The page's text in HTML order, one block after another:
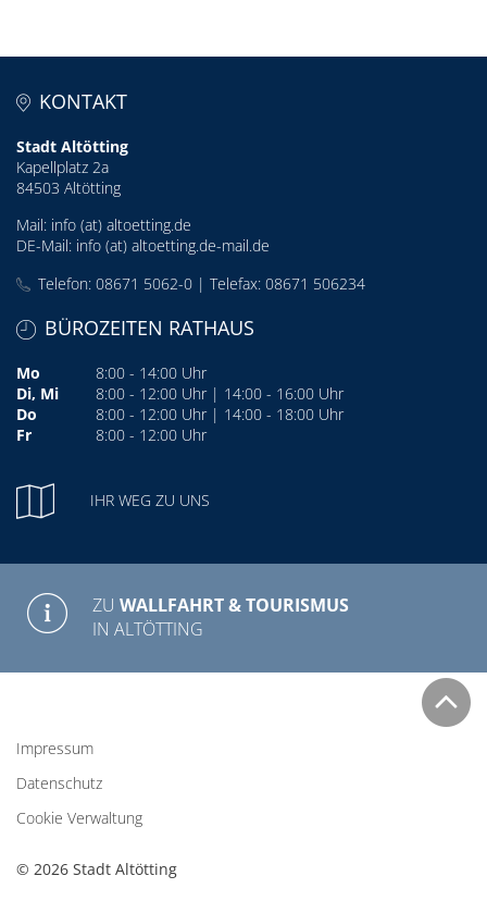
KONTAKT
Stadt Altötting
Kapellplatz 2a
84503 Altötting
Mail: info (at) altoetting.de
DE-Mail: info (at) altoetting.de-mail.de
Telefon: 08671 5062-0 | Telefax: 08671 506234
BÜROZEITEN RATHAUS
Mo
8:00 - 14:00 Uhr
Di, Mi
8:00 - 12:00 Uhr | 14:00 - 16:00 Uhr
Do
8:00 - 12:00 Uhr | 14:00 - 18:00 Uhr
Fr
8:00 - 12:00 Uhr
IHR WEG ZU UNS
ZU WALLFAHRT & TOURISMUS
IN ALTÖTTING
Impressum
Datenschutz
Cookie Verwaltung
© 2026 Stadt Altötting